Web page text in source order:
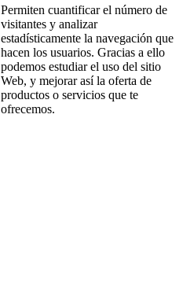
Permiten cuantificar el número de
visitantes y analizar
estadísticamente la navegación que
hacen los usuarios. Gracias a ello
podemos estudiar el uso del sitio
Web, y mejorar así la oferta de
productos o servicios que te
ofrecemos.